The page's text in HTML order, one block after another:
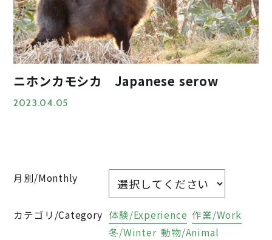
ニホンカモシカ Japanese serow
2023.04.05
月別/Monthly
カテゴリ/Category 体験/Experience 作業/Work
冬/Winter 動物/Animal